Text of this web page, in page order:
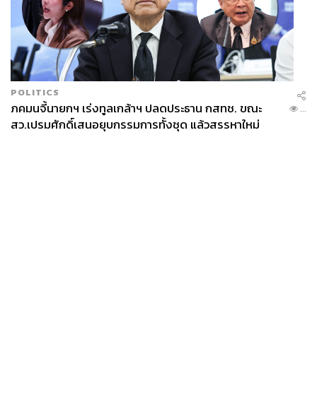
POLITICS
ภคมนจี้นายกฯ เร่งทูลเกล้าฯ ปลดประธาน กสทช. ขณะ
สว.เปรมศักดิ์เสนอยุบกรรมการทั้งชุด แล้วสรรหาใหม่
...